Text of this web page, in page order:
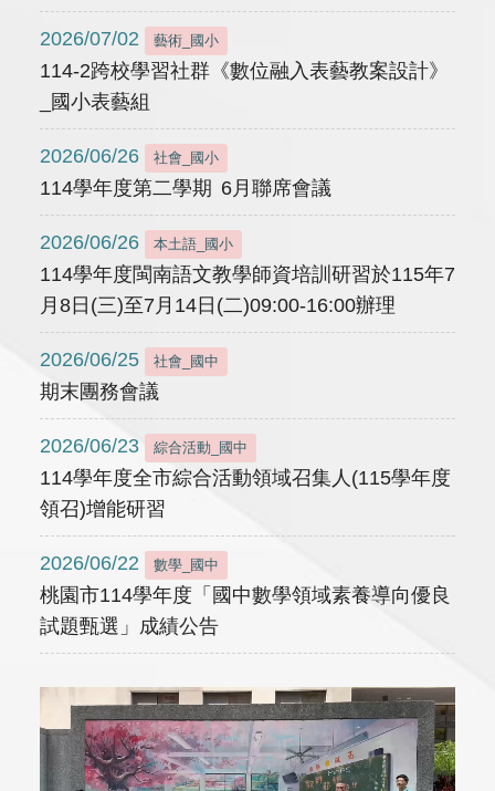
2026/07/02 藝術_國小
114-2跨校學習社群《數位融入表藝教案設計》
_國小表藝組
2026/06/26 社會_國小
114學年度第二學期 6月聯席會議
2026/06/26 本土語_國小
114學年度閩南語文教學師資培訓研習於115年7
月8日(三)至7月14日(二)09:00-16:00辦理
2026/06/25 社會_國中
期末團務會議
2026/06/23 綜合活動_國中
114學年度全市綜合活動領域召集人(115學年度
領召)增能研習
2026/06/22 數學_國中
桃園市114學年度「國中數學領域素養導向優良
試題甄選」成績公告